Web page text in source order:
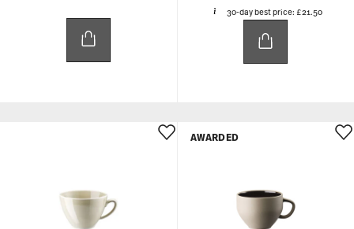
30-day best price: £21.50
AWARDED